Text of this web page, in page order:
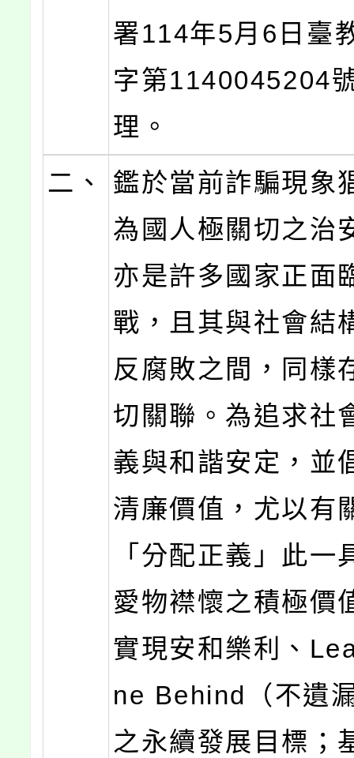
署114年5月6日臺
字第1140045204
理。
二、
鑑於當前詐騙現象
為國人極關切之治
亦是許多國家正面
戰，且其與社會結
反腐敗之間，同樣
切關聯。為追求社
義與和諧安定，並
清廉價值，尤以有
「分配正義」此一
愛物襟懷之積極價
實現安和樂利、
ne Behind（不遺
之永續發展目標；